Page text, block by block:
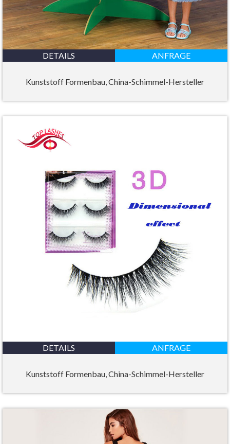
DETAILS ANFRAGE
Kunststoff Formenbau, China-Schimmel-Hersteller
DETAILS ANFRAGE
Kunststoff Formenbau, China-Schimmel-Hersteller